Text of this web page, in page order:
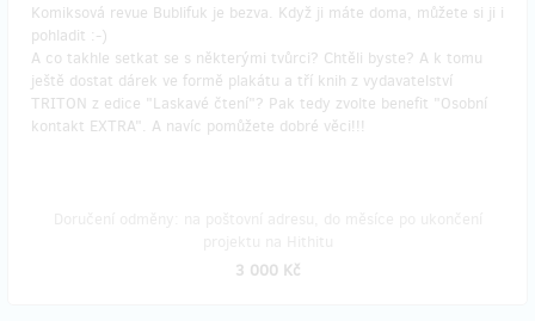
Komiksová revue Bublifuk je bezva. Když ji máte doma, můžete si ji i
pohladit :-)
A co takhle setkat se s některými tvůrci? Chtěli byste? A k tomu
ještě dostat dárek ve formě plakátu a tří knih z vydavatelství
TRITON z edice "Laskavé čtení"? Pak tedy zvolte benefit "Osobní
kontakt EXTRA". A navíc pomůžete dobré věci!!!
3 000 Kč